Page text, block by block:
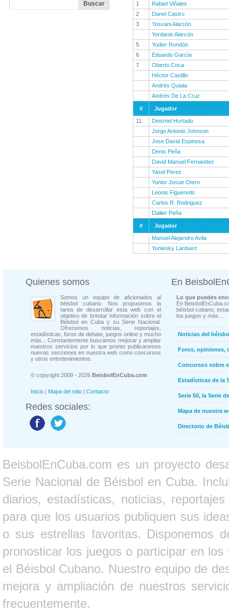
1
Rafael Viñales
2
Danel Castro
3
Yosvani Alarcón
Yordanis Alarcón
5
Yudier Rondón
6
Eduardo García
7
Oberto Coca
Héctor Castillo
Andrés Quiala
Andrés De La Cruz
#
Jugador
11
Deismel Hurtado
Jorge Antonio Johnson
Jose David Espinosa
Denis Peña
David Manuel Fernandez
Yasel Perez
Yunior Josue Otero
Leonis Figueredo
Carlos R. Rodriguez
Dailier Peña
#
Jugador
Manuel Alejandro Avila
Yuniesky Larduert
Quienes somos
Somos un equipo de aficionados al
béisbol cubano. Nos propusimos la
tarea de desarrollar esta web con el
objetivo de brindar información sobre el
Béisbol en Cuba y su Serie Nacional.
Ofrecemos noticias, reportajes,
estadísticas, foros de debate, juegos online y mucho
más... Constantemente buscamos mejorar y ampliar
nuestros servicios por lo que pronto publicaremos
nuevas secciones en nuestra web como concursos
y otros entretenimientos.
© copyright 2009 - 2026 BeisbolEnCuba.com
Inicio | Mapa del sitio | Contacto
Redes sociales:
En
Lo que puedes
En
béisbol cubano,
los juegos y más...
Noticias del
Foros, opiniones,
Concursos sobre
Estadísticas de la
Serie 50, la Serie
Mapa de nuestra
Directorio de
BeisbolEnCuba.com es un proyecto
Serie Nacional de Béisbol en Cuba.
diarios, estadísticas, noticias,
para que los usuarios publiquen sus
o sus estrellas favoritas. Disponemos
pronosticar los juegos o participar en
el Béisbol Cubano. Nuestro equipo de
mejora y ampliación de nuestros
frecuentemente.